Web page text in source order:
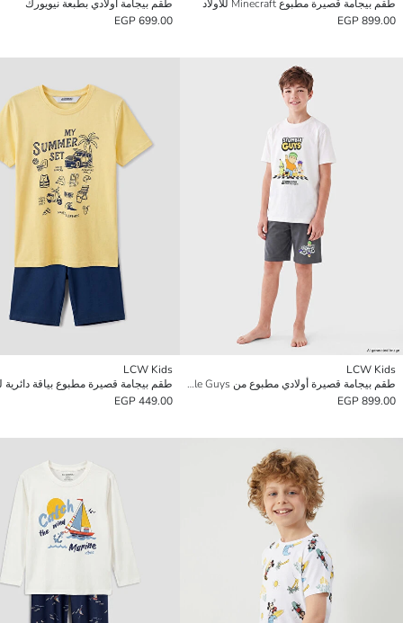
طقم بيجامة قصيرة مطبوع Minecraft للأولاد
899.00 EGP
طقم بيجامة أولادي بطبعة نيويورك
699.00 EGP
LCW Kids
طقم بيجامة قصيرة أولادي مطبوع من Stumble Guys
899.00 EGP
LCW Kids
طقم بيجامة قصيرة مطبوع بياقة دائرية
449.00 EGP